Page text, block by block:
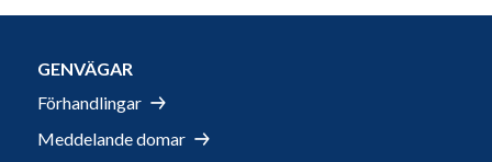
GENVÄGAR
Förhandlingar
Meddelande domar